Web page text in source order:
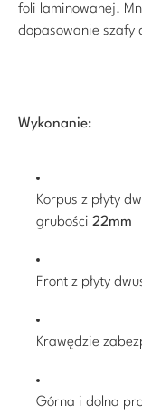
foli laminowanej.
dopasowanie szafy
Wykonanie:
Korpus z płyty
grubości 22mm
Front z płyty
Krawędzie
Górna i dolna